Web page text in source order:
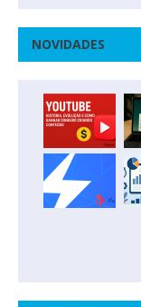
NOVIDADES